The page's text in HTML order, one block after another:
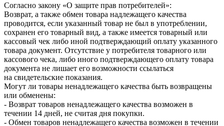
Согласно закону «О защите прав потребителей»:
Возврат, а также обмен товара надлежащего качества
проводится, если указанный товар не был в употреблении,
сохранен его товарный вид, а также имеется товарный или
кассовый чек либо иной подтверждающий оплату указанного
товара документ. Отсутствие у потребителя товарного или
кассового чека, либо иного подтверждающего оплату товара
документа не лишает его возможности ссылаться
на свидетельские показания.
Могут ли товары ненадлежащего качества быть возвращены
или обменены:
- Возврат товаров ненадлежащего качества возможен в
течении 14 дней, не считая дня покупки.
- Обмен товаров ненадлежащего качества возможен в течении